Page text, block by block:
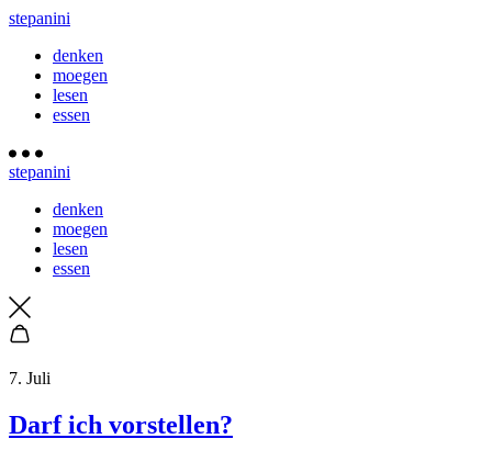
stepanini
denken
moegen
lesen
essen
stepanini
denken
moegen
lesen
essen
7. Juli
Darf ich vorstellen?